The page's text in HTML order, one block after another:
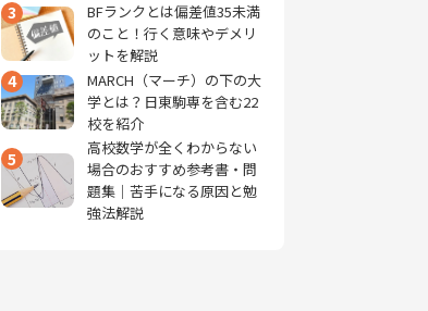
3
BFランクとは偏差値35未満
のこと！行く意味やデメリ
ットを解説
4
MARCH（マーチ）の下の大
学とは？日東駒専を含む22
校を紹介
5
高校数学が全くわからない
場合のおすすめ参考書・問
題集｜苦手になる原因と勉
強法解説